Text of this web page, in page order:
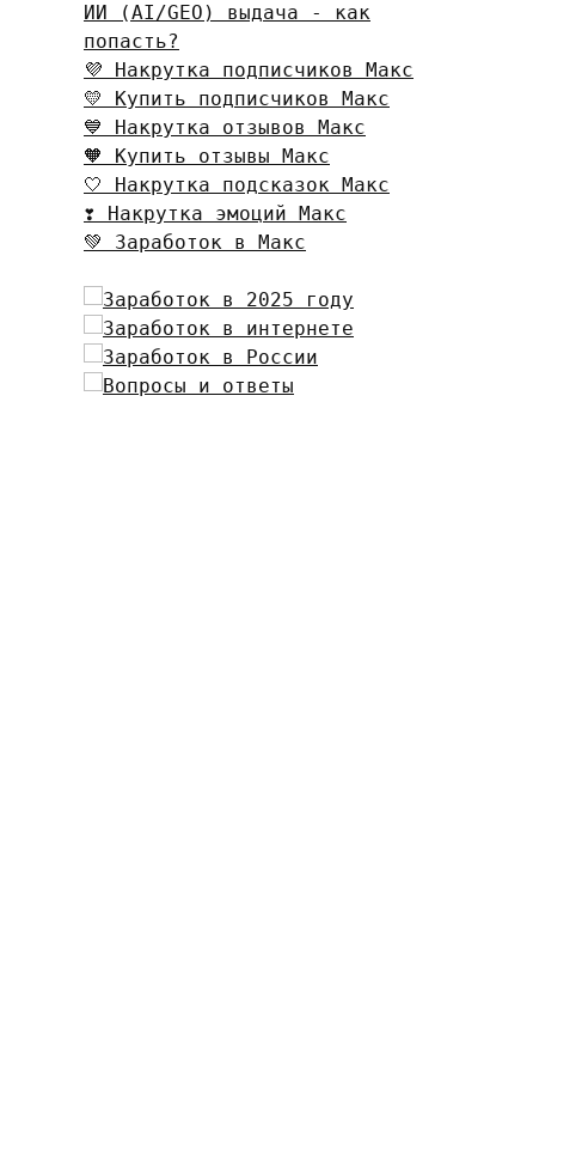
ИИ (AI/GEO) выдача - как
попасть?
💜 Накрутка подписчиков Макс
💛 Купить подписчиков Макс
💙 Накрутка отзывов Макс
🧡 Купить отзывы Макс
🤍 Накрутка подсказок Макс
❣️ Накрутка эмоций Макс
💚 Заработок в Макс